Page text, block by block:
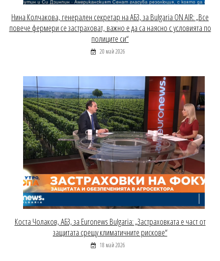
Нина Колчакова, генерален секретар на АБЗ, за Bulgaria ON AIR: „Все
повече фермери се застраховат, важно е да са наясно с условията по
полиците си“
20 май 2026
Коста Чолаков, АБЗ, за Euronews Bulgaria: „Застраховката е част от
защитата срещу климатичните рискове“
18 май 2026